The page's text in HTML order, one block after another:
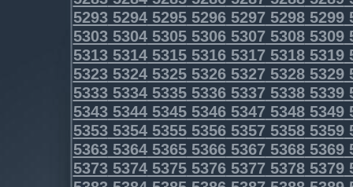
5293529452955296529752985299
5303530453055306530753085309
5313531453155316531753185319
5323532453255326532753285329
5333533453355336533753385339
5343534453455346534753485349
5353535453555356535753585359
5363536453655366536753685369
5373537453755376537753785379